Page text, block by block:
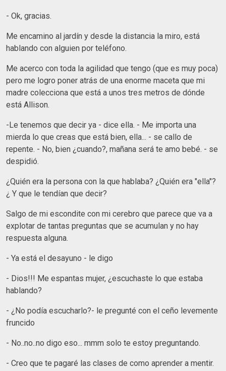
- Ok, gracias.
Me encamino al jardín y desde la distancia la miro, está
hablando con alguien por teléfono.
Me acerco con toda la agilidad que tengo (que es muy poca)
pero me logro poner atrás de una enorme maceta que mi
madre colecciona que está a unos tres metros de dónde
está Allison.
-Le tenemos que decir ya - dice ella. - Me importa una
mierda lo que creas que está bien, ella... - se callo de
repente. - No, bien ¿cuando?, mañana será te amo bebé. - se
despidió.
¿Quién era la persona con la que hablaba? ¿Quién era "ella"?
¿ Y que le tendían que decir?
Salgo de mi escondite con mi cerebro que parece que va a
explotar de tantas preguntas que se acumulan y no hay
respuesta alguna.
- Ya está el desayuno - le digo
- Dios!!! Me espantas mujer, ¿escuchaste lo que estaba
hablando?
- ¿No podía escucharlo?- le pregunté con el ceño levemente
fruncido
- No..no..no digo eso... mmm solo te estoy preguntando.
- Creo que te pagaré las clases de como aprender a mentir.